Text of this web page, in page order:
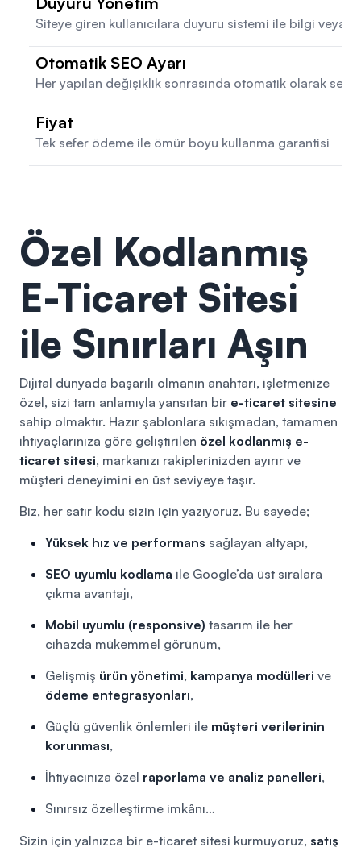
Siteye giren kullanıcılara duyuru sistemi ile bilgi veya
Otomatik SEO Ayarı
Her yapılan değişiklik sonrasında otomatik olarak seo
Fiyat
Tek sefer ödeme ile ömür boyu kullanma garantisi
Özel Kodlanmış
E-Ticaret Sitesi
ile Sınırları Aşın
Dijital dünyada başarılı olmanın anahtarı, işletmenize
özel, sizi tam anlamıyla yansıtan bir e-ticaret sitesine
sahip olmaktır. Hazır şablonlara sıkışmadan, tamamen
ihtiyaçlarınıza göre geliştirilen özel kodlanmış e-
ticaret sitesi, markanızı rakiplerinizden ayırır ve
müşteri deneyimini en üst seviyeye taşır.
Biz, her satır kodu sizin için yazıyoruz. Bu sayede;
Yüksek hız ve performans sağlayan altyapı,
SEO uyumlu kodlama ile Google’da üst sıralara
çıkma avantajı,
Mobil uyumlu (responsive) tasarım ile her
cihazda mükemmel görünüm,
Gelişmiş ürün yönetimi, kampanya modülleri ve
ödeme entegrasyonları,
Güçlü güvenlik önlemleri ile müşteri verilerinin
korunması,
İhtiyacınıza özel raporlama ve analiz panelleri,
Sınırsız özelleştirme imkânı…
Sizin için yalnızca bir e-ticaret sitesi kurmuyoruz, satış